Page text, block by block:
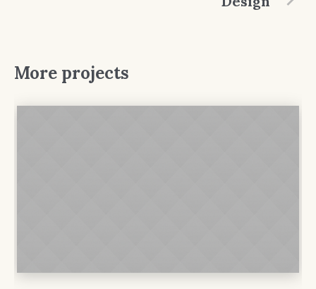
More projects